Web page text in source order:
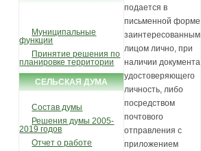
Муниципальные
функции
Принятие решения по
планировке территории
СЕЛЬСКАЯ ДУМА
Состав думы
Решения думы 2005-
2019 годов
Отчет о работе
подается в
письменной форме
заинтересованным
лицом лично, при
наличии документа
удостоверяющего
личность, либо
посредством
почтового
отправления с
приложением